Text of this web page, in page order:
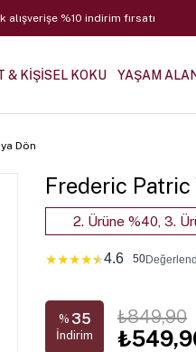
alışverişe %10 indirim fırsatı
& KİŞİSEL KOKU YAŞAM
Dön
Frederic Patric
2. Ürüne %40, 3.
★★★★★4.6 50
% 35
İndirim
₺849,90